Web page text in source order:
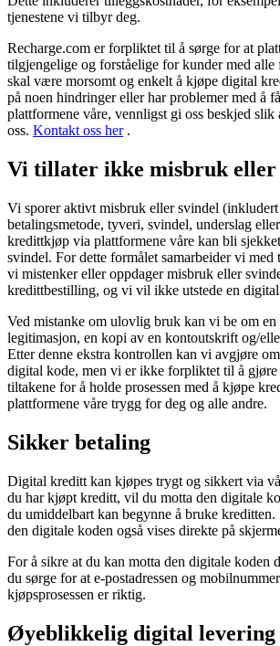
tjenestene vi tilbyr deg.
Recharge.com er forpliktet til å sørge for at
tilgjengelige og forståelige for kunder med alle
skal være morsomt og enkelt å kjøpe digital
på noen hindringer eller har problemer med å
plattformene våre, vennligst gi oss beskjed
oss. Kontakt oss her.
Vi tillater ikke misbruk eller
Vi sporer aktivt misbruk eller svindel
betalingsmetode, tyveri, svindel, underslag
kredittkjøp via plattformene våre kan bli
svindel. For dette formålet samarbeider vi med
vi mistenker eller oppdager misbruk eller
kredittbestilling, og vi vil ikke utstede en
Ved mistanke om ulovlig bruk kan vi be om
legitimasjon, en kopi av en kontoutskrift og/
Etter denne ekstra kontrollen kan vi avgjøre
digital kode, men vi er ikke forpliktet til å gjøre
tiltakene for å holde prosessen med å kjøpe
plattformene våre trygg for deg og alle andre.
Sikker betaling
Digital kreditt kan kjøpes trygt og sikkert via
du har kjøpt kreditt, vil du motta den digitale
du umiddelbart kan begynne å bruke
den digitale koden også vises direkte på
For å sikre at du kan motta den digitale koden
du sørge for at e-postadressen og
kjøpsprosessen er riktig.
Øyeblikkelig digital levering